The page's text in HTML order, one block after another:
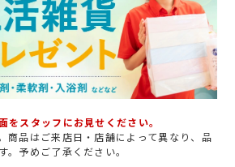
をスタッフにお見せください。
商品はご来店日・店舗によって異なり、品
。予めご了承ください。